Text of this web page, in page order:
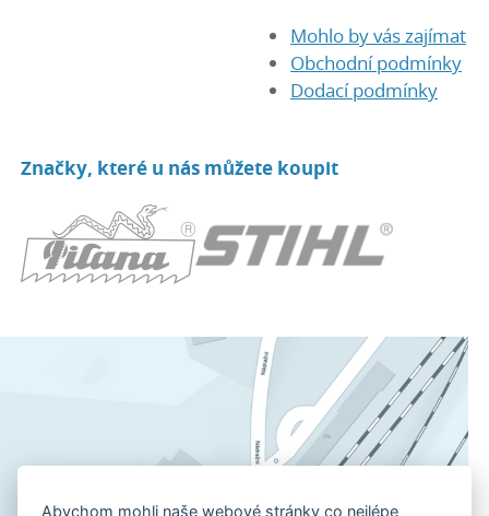
Abychom mohli naše webové stránky co nejlépe
Mohlo by vás zajímat
Obchodní podmínky
Dodací podmínky
Značky, které u nás můžete koupit